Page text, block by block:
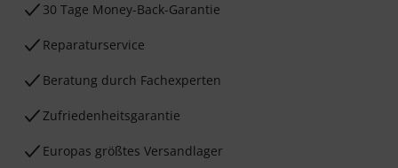
30 Tage Money-Back-Garantie
Reparaturservice
Beratung durch Fachexperten
Zufriedenheitsgarantie
Europas größtes Versandlager